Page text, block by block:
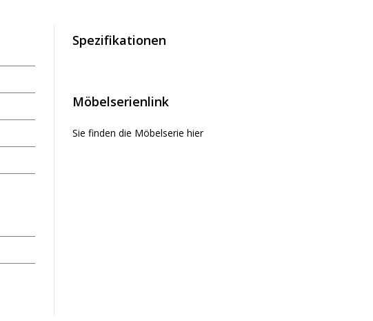
Spezifikationen
Möbelserienlink
Sie finden die Möbelserie hier